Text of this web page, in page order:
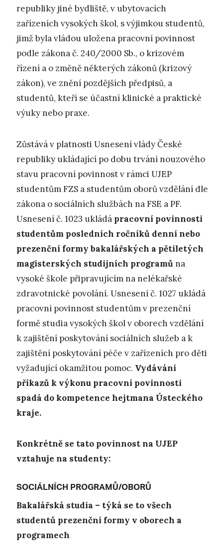
republiky jiné bydliště, v ubytovacích
zařízeních vysokých škol, s výjimkou studentů,
jimž byla vládou uložena pracovní povinnost
podle zákona č. 240/2000 Sb., o krizovém
řízení a o změně některých zákonů (krizový
zákon), ve znění pozdějších předpisů, a
studentů, kteří se účastní klinické a praktické
výuky nebo praxe.
Zůstává v platnosti Usnesení vlády České
republiky ukládající po dobu trvání nouzového
stavu pracovní povinnost v rámci UJEP
studentům FZS a studentům oborů vzdělání dle
zákona o sociálních službách na FSE a PF.
Usnesení č. 1023 ukládá pracovní povinnosti
studentům posledních ročníků denní nebo
prezenční formy bakalářských a pětiletých
magisterských studijních programů na
vysoké škole připravujícím na nelékařské
zdravotnické povolání. Usnesení č. 1027 ukládá
pracovní povinnost studentům v prezenční
formě studia vysokých škol v oborech vzdělání
k zajištění poskytování sociálních služeb a k
zajištění poskytování péče v zařízeních pro děti
vyžadující okamžitou pomoc. Vydávání
příkazů k výkonu pracovní povinnosti
spadá do kompetence hejtmana Ústeckého
kraje.
Konkrétně se tato povinnost na UJEP
vztahuje na studenty:
SOCIÁLNÍCH PROGRAMŮ/OBORŮ
Bakalářská studia – týká se to všech
studentů prezenční formy v oborech a
programech